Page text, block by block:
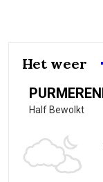
Het weer
Half Bewolkt